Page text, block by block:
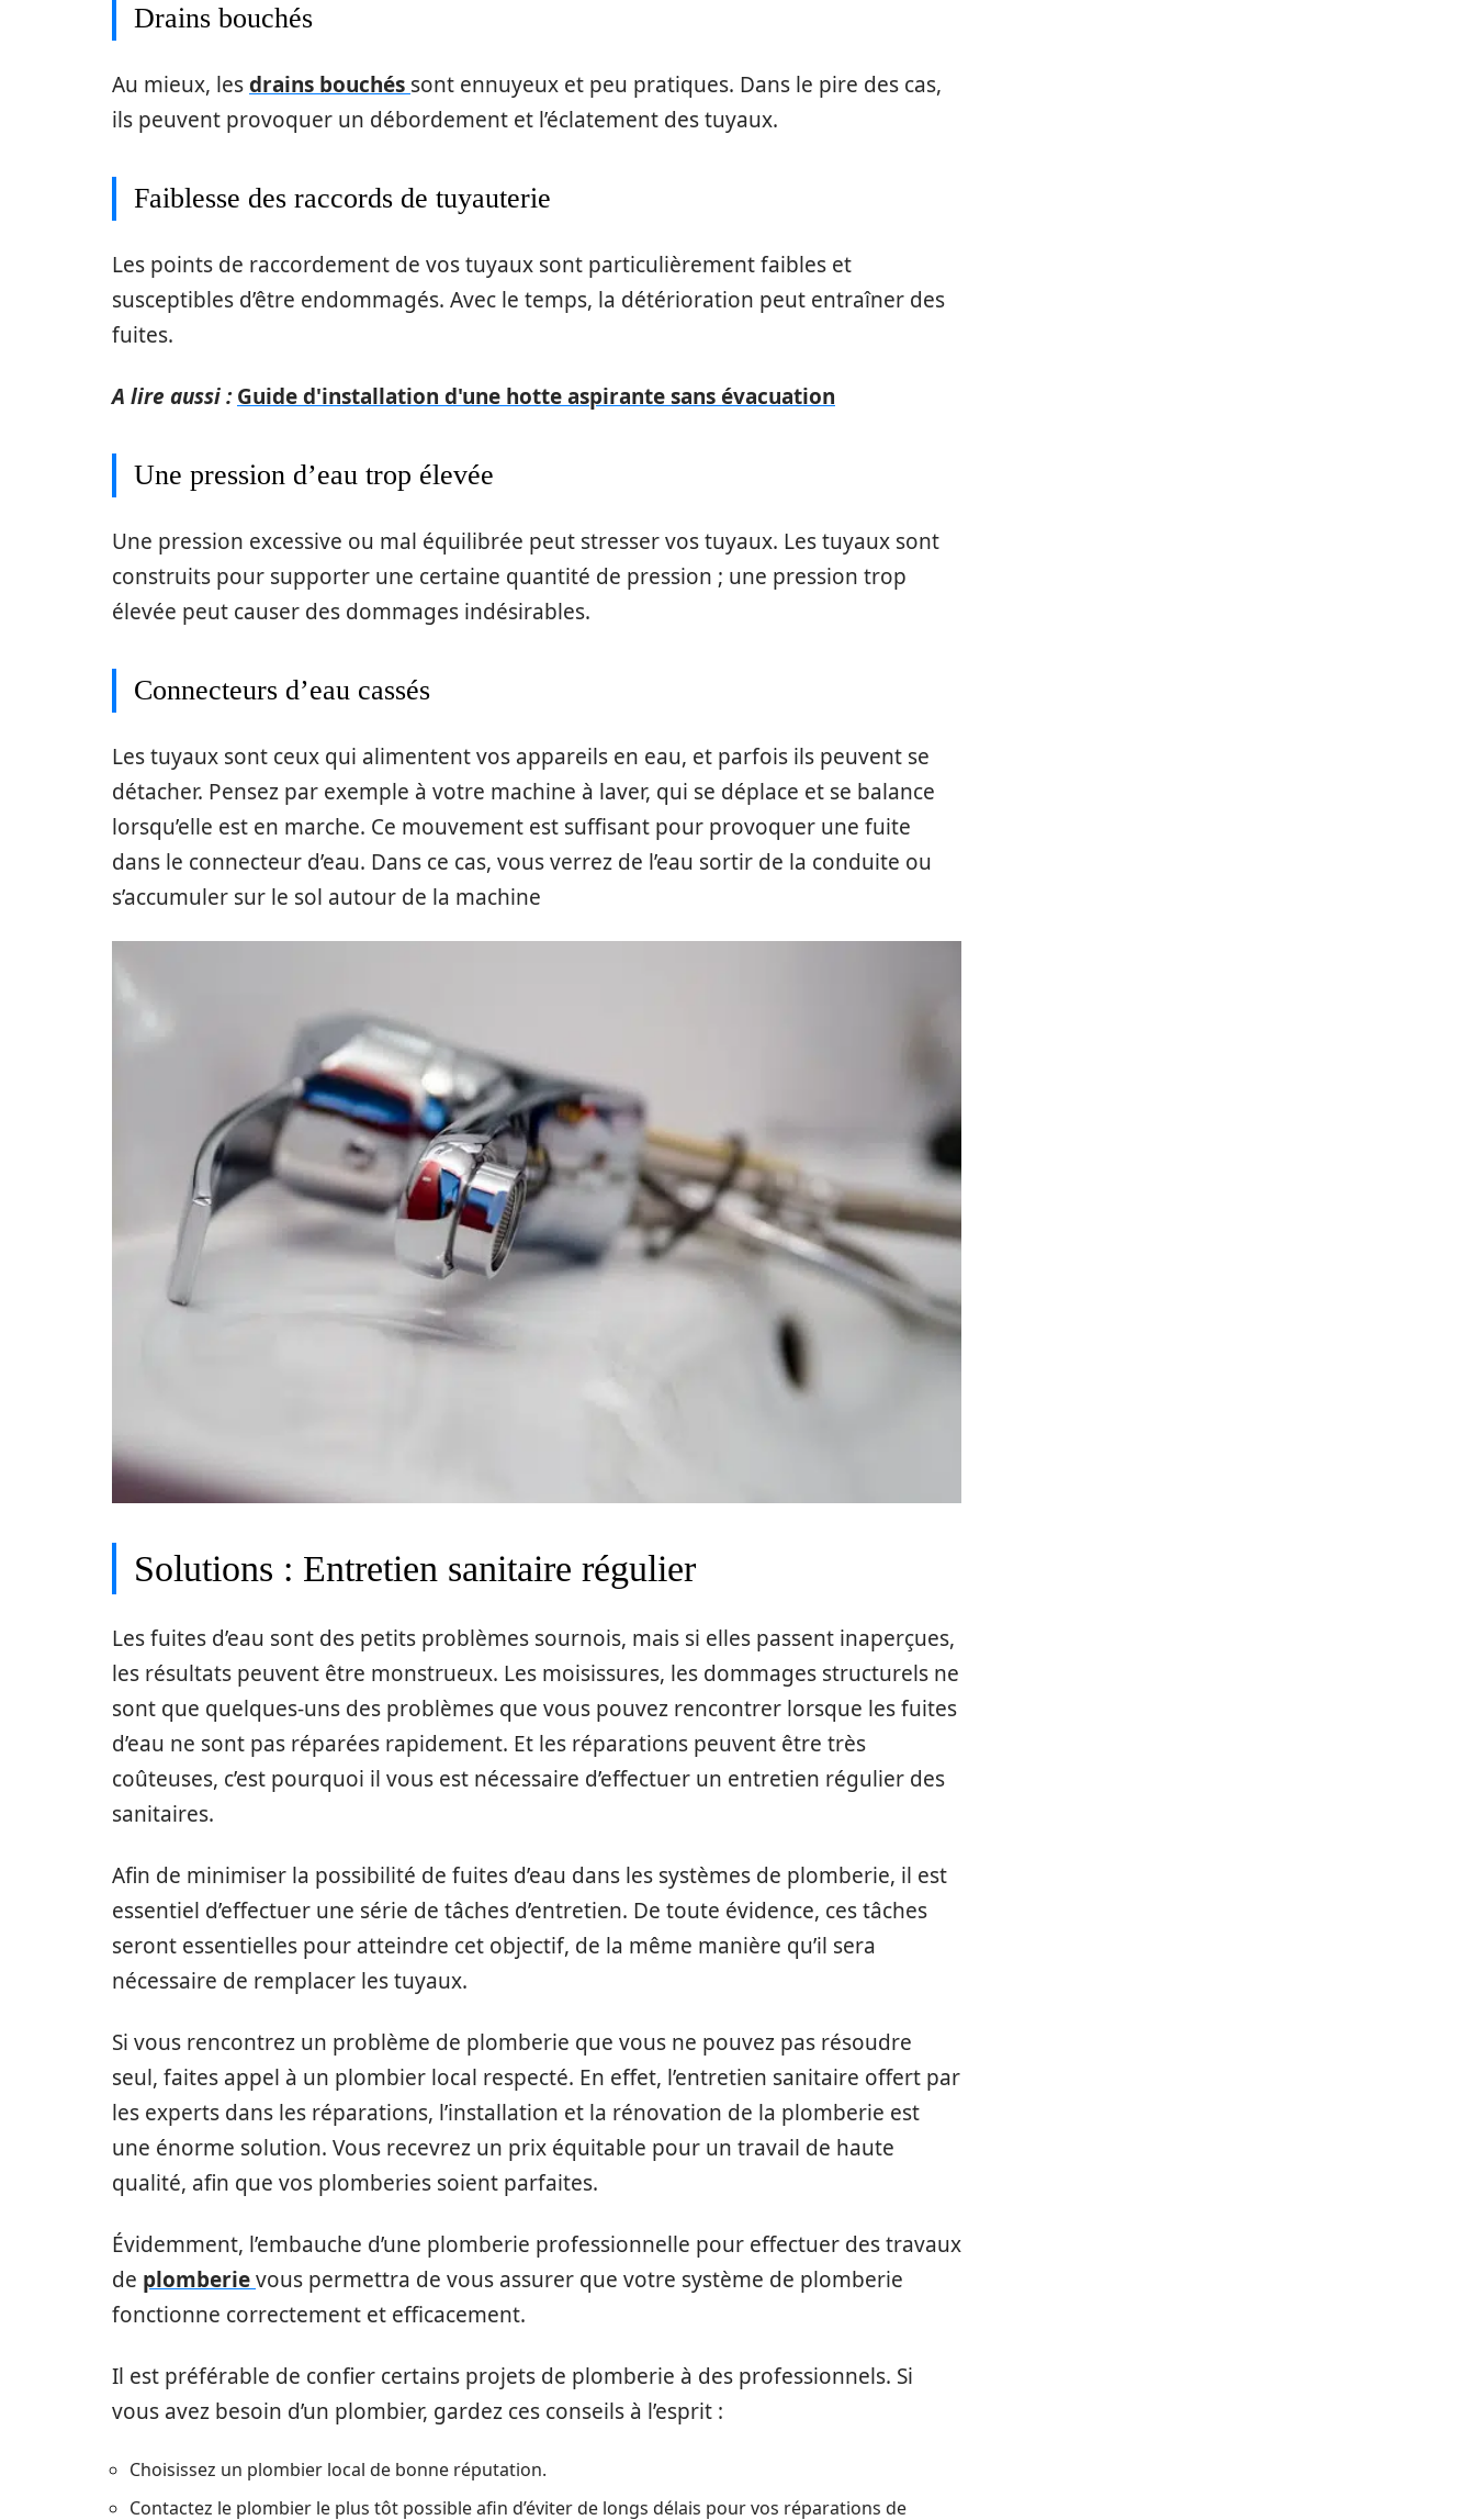
Drains bouchés
Au mieux, lesdrains bouchés sont ennuyeux et peu pratiques. Dans le pire des cas,
ils peuvent provoquer un débordement et l’éclatement des tuyaux.
Faiblesse des raccords de tuyauterie
Les points de raccordement de vos tuyaux sont particulièrement faibles et
susceptibles d’être endommagés. Avec le temps, la détérioration peut entraîner des
fuites.
A lire aussi : Guide d'installation d'une hotte aspirante sans évacuation
Une pression d’eau trop élevée
Une pression excessive ou mal équilibrée peut stresser vos tuyaux. Les tuyaux sont
construits pour supporter une certaine quantité de pression ; une pression trop
élevée peut causer des dommages indésirables.
Connecteurs d’eau cassés
Les tuyaux sont ceux qui alimentent vos appareils en eau, et parfois ils peuvent se
détacher. Pensez par exemple à votre machine à laver, qui se déplace et se balance
lorsqu’elle est en marche. Ce mouvement est suffisant pour provoquer une fuite
dans le connecteur d’eau. Dans ce cas, vous verrez de l’eau sortir de la conduite ou
s’accumuler sur le sol autour de la machine
Solutions : Entretien sanitaire régulier
Les fuites d’eau sont des petits problèmes sournois, mais si elles passent inaperçues,
les résultats peuvent être monstrueux. Les moisissures, les dommages structurels ne
sont que quelques-uns des problèmes que vous pouvez rencontrer lorsque les fuites
d’eau ne sont pas réparées rapidement. Et les réparations peuvent être très
coûteuses, c’est pourquoi il vous est nécessaire d’effectuer un entretien régulier des
sanitaires.
Afin de minimiser la possibilité de fuites d’eau dans les systèmes de plomberie, il est
essentiel d’effectuer une série de tâches d’entretien. De toute évidence, ces tâches
seront essentielles pour atteindre cet objectif, de la même manière qu’il sera
nécessaire de remplacer les tuyaux.
Si vous rencontrez un problème de plomberie que vous ne pouvez pas résoudre
seul, faites appel à un plombier local respecté. En effet, l’entretien sanitaire offert par
les experts dans les réparations, l’installation et la rénovation de la plomberie est
une énorme solution. Vous recevrez un prix équitable pour un travail de haute
qualité, afin que vos plomberies soient parfaites.
Évidemment, l’embauche d’une plomberie professionnelle pour effectuer des travaux
de plomberievous permettra de vous assurer que votre système de plomberie
fonctionne correctement et efficacement.
Il est préférable de confier certains projets de plomberie à des professionnels. Si
vous avez besoin d’un plombier, gardez ces conseils à l’esprit :
Choisissez un plombier local de bonne réputation.
Contactez le plombier le plus tôt possible afin d’éviter de longs délais pour vos réparations de